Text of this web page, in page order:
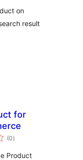
on
result
for
(0vlerësime
gjithsej
)
Product